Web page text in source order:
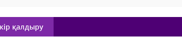
қалдыру